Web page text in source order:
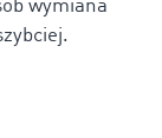
wymiana